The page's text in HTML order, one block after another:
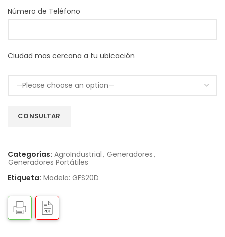
Número de Teléfono
Ciudad mas cercana a tu ubicación
Categorías: AgroIndustrial, Generadores,
Generadores Portátiles
Etiqueta: Modelo: GFS20D